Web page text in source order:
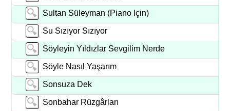
Sultan Süleyman (Piano Için)
Su Sızıyor Sızıyor
Söyleyin Yıldızlar Sevgilim Nerde
Söyle Nasıl Yaşarım
Sonsuza Dek
Sonbahar Rüzgârları